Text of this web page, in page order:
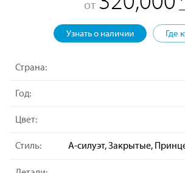
от
Узнать о наличии Где
Страна:
Год:
Цвет:
Стиль: А-силуэт, Закрытые,